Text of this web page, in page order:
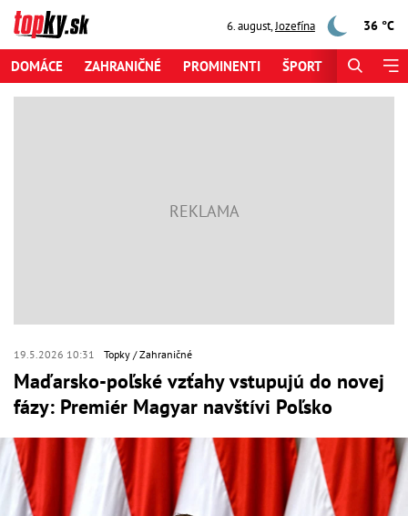
6. august,Jozefína 36 °C
DOMÁCE ZAHRANIČNÉ PROMINENTI ŠPORT
19.5.2026 10:31 Topky Zahraničné
Maďarsko-poľské vzťahy vstupujú do novej
fázy: Premiér Magyar navštívi Poľsko